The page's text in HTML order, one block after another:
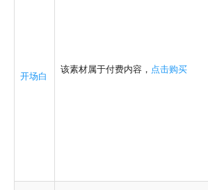
开场白
该素材属于付费内容， 点击购买